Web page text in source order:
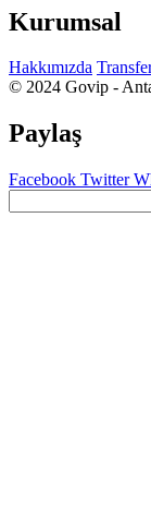
Kurumsal
Hakkımızda
© 2024 Govip -
Paylaş
Facebook Twitter